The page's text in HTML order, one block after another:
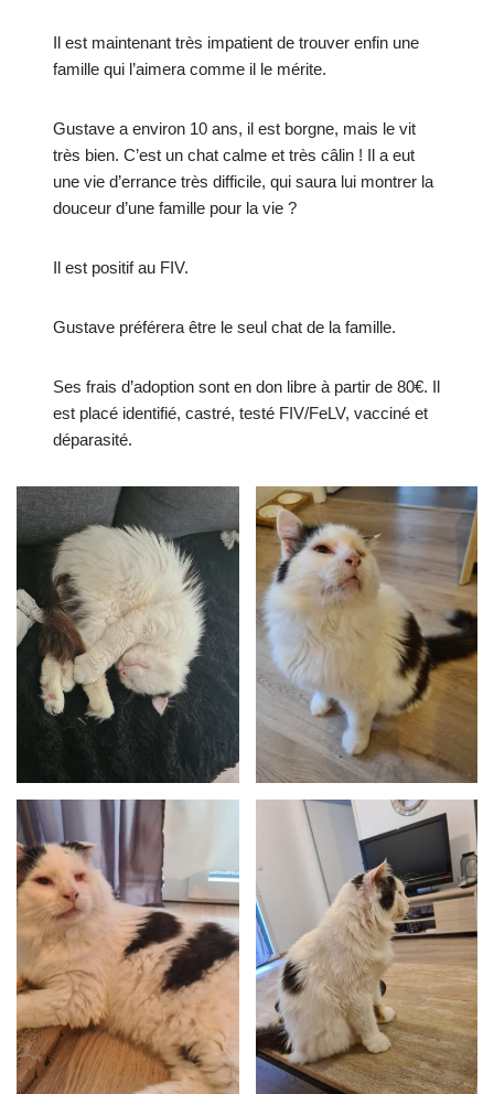
Il est maintenant très impatient de trouver enfin une
famille qui l’aimera comme il le mérite.
Gustave a environ 10 ans, il est borgne, mais le vit
très bien. C’est un chat calme et très câlin ! Il a eut
une vie d’errance très difficile, qui saura lui montrer la
douceur d’une famille pour la vie ?
Il est positif au FIV.
Gustave préférera être le seul chat de la famille.
Ses frais d’adoption sont en don libre à partir de 80€. Il
est placé identifié, castré, testé FIV/FeLV, vacciné et
déparasité.